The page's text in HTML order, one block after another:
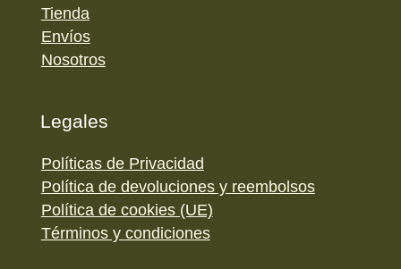
Tienda
Envíos
Nosotros
Legales
Políticas de Privacidad
Política de devoluciones y reembolsos
Política de cookies (UE)
Términos y condiciones